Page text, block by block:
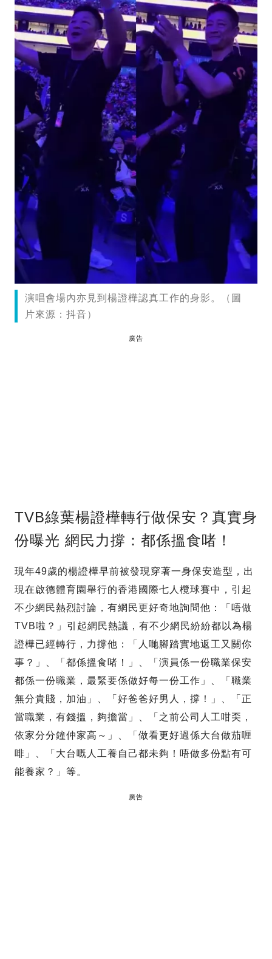
演唱會場內亦見到楊證樺認真工作的身影。（圖
片來源：抖音）
廣告
TVB綠葉楊證樺轉行做保安？真實身
份曝光 網民力撐：都係搵食啫！
現年49歲的楊證樺早前被發現穿著一身保安造型，出
現在啟德體育園舉行的香港國際七人欖球賽中，引起
不少網民熱烈討論，有網民更好奇地詢問他：「唔做
TVB啦？」引起網民熱議，有不少網民紛紛都以為楊
證樺已經轉行，力撐他：「人哋腳踏實地返工又關你
事？」、「都係搵食啫！」、「演員係一份職業保安
都係一份職業，最緊要係做好每一份工作」、「職業
無分貴賤，加油」、「好爸爸好男人，撐！」、「正
當職業，有錢搵，夠擔當」、「之前公司人工咁奀，
依家分分鐘仲家高～」、「做看更好過係大台做茄喱
啡」、「大台嘅人工養自己都未夠！唔做多份點有可
能養家？」等。
廣告